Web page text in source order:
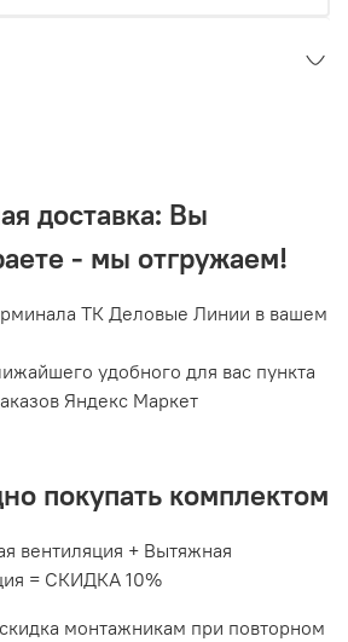
доставка: Вы
- мы отгружаем!
ТК Деловые Линии в вашем
удобного для вас пункта
Яндекс Маркет
покупать комплектом
вентиляция + Вытяжная
= СКИДКА 10%
монтажникам при повторном